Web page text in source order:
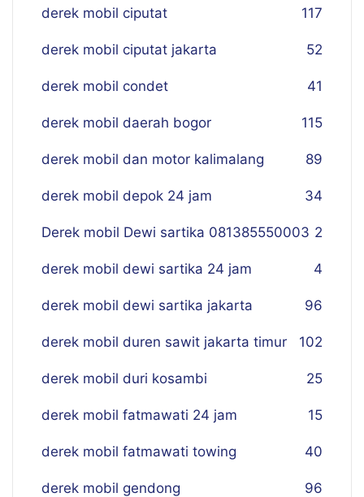
derek mobil ciputat 117
derek mobil ciputat jakarta 52
derek mobil condet 41
derek mobil daerah bogor 115
derek mobil dan motor kalimalang 89
derek mobil depok 24 jam 34
Derek mobil Dewi sartika 081385550003 2
derek mobil dewi sartika 24 jam 4
derek mobil dewi sartika jakarta 96
derek mobil duren sawit jakarta timur 102
derek mobil duri kosambi 25
derek mobil fatmawati 24 jam 15
derek mobil fatmawati towing 40
derek mobil gendong 96